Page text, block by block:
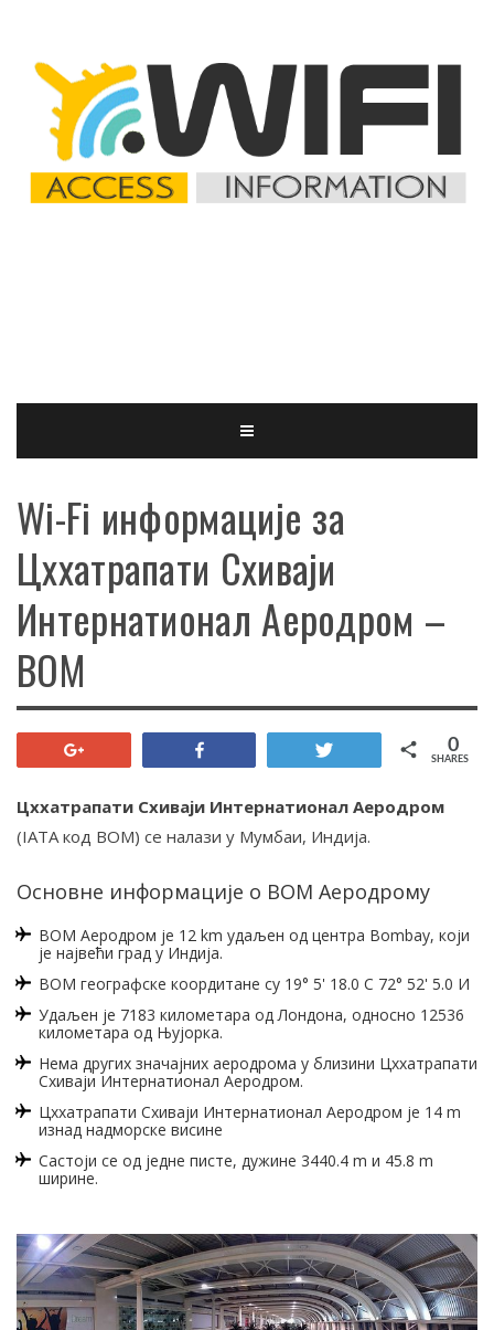
Wi-Fi информације за
Цххатрапати Схиваји
Интернатионал Аеродром –
BOM
SHARES
0
Цххатрапати Схиваји Интернатионал Аеродром
(IATA код BOM) се налази у Мумбаи, Индија.
Основне информације о BOM Аеродрому
BOM Аеродром је 12 km удаљен од центра Bombay, који
је највећи град у Индија.
BOM географске коордитане су 19° 5' 18.0 С 72° 52' 5.0 И
Удаљен је 7183 километара од Лондона, односно 12536
километара од Њујорка.
Нема других значајних аеродрома у близини Цххатрапати
Схиваји Интернатионал Аеродром.
Цххатрапати Схиваји Интернатионал Аеродром је 14 m
изнад надморске висине
Састоји се од једне писте, дужине 3440.4 m и 45.8 m
ширине.